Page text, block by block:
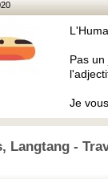
Pas
Je
Langtang -